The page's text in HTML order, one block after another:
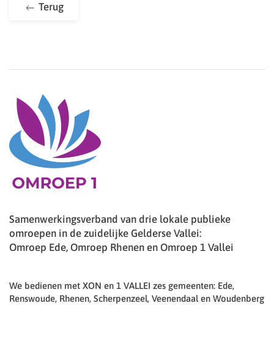
Terug
Samenwerkingsverband van drie lokale publieke
omroepen in de zuidelijke Gelderse Vallei:
Omroep Ede, Omroep Rhenen en Omroep 1 Vallei
We bedienen met XON en 1 VALLEI zes gemeenten: Ede,
Renswoude, Rhenen, Scherpenzeel, Veenendaal en Woudenberg